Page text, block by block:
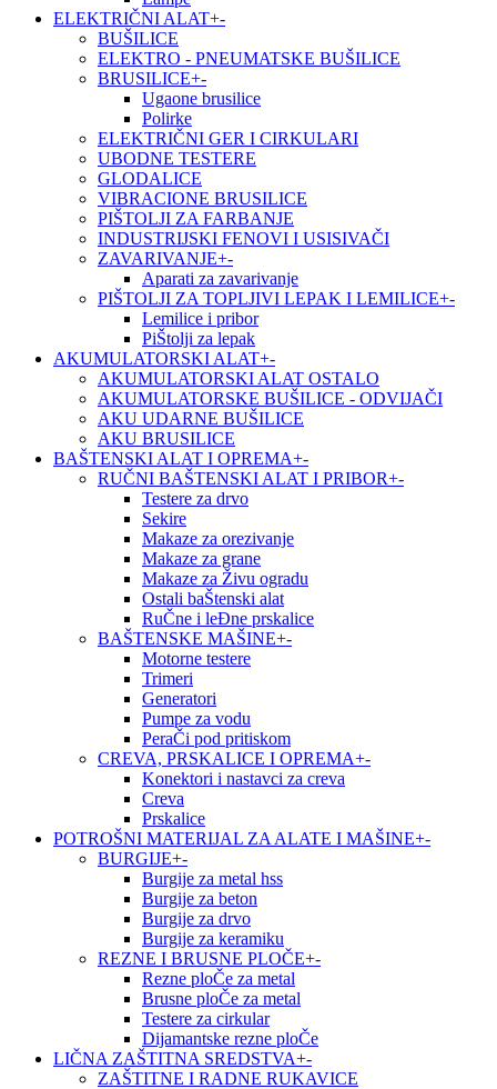
ELEKTRIČNI ALAT+-
BUŠILICE
ELEKTRO - PNEUMATSKE BUŠILICE
BRUSILICE+-
Ugaone brusilice
Polirke
ELEKTRIČNI GER I CIRKULARI
UBODNE TESTERE
GLODALICE
VIBRACIONE BRUSILICE
PIŠTOLJI ZA FARBANJE
INDUSTRIJSKI FENOVI I USISIVAČI
ZAVARIVANJE+-
Aparati za zavarivanje
PIŠTOLJI ZA TOPLJIVI LEPAK I LEMILICE+-
Lemilice i pribor
PiŠtolji za lepak
AKUMULATORSKI ALAT+-
AKUMULATORSKI ALAT OSTALO
AKUMULATORSKE BUŠILICE - ODVIJAČI
AKU UDARNE BUŠILICE
AKU BRUSILICE
BAŠTENSKI ALAT I OPREMA+-
RUČNI BAŠTENSKI ALAT I PRIBOR+-
Testere za drvo
Sekire
Makaze za orezivanje
Makaze za grane
Makaze za Živu ogradu
Ostali baŠtenski alat
RuČne i leĐne prskalice
BAŠTENSKE MAŠINE+-
Motorne testere
Trimeri
Generatori
Pumpe za vodu
PeraČi pod pritiskom
CREVA, PRSKALICE I OPREMA+-
Konektori i nastavci za creva
Creva
Prskalice
POTROŠNI MATERIJAL ZA ALATE I MAŠINE+-
BURGIJE+-
Burgije za metal hss
Burgije za beton
Burgije za drvo
Burgije za keramiku
REZNE I BRUSNE PLOČE+-
Rezne ploČe za metal
Brusne ploČe za metal
Testere za cirkular
Dijamantske rezne ploČe
LIČNA ZAŠTITNA SREDSTVA+-
ZAŠTITNE I RADNE RUKAVICE